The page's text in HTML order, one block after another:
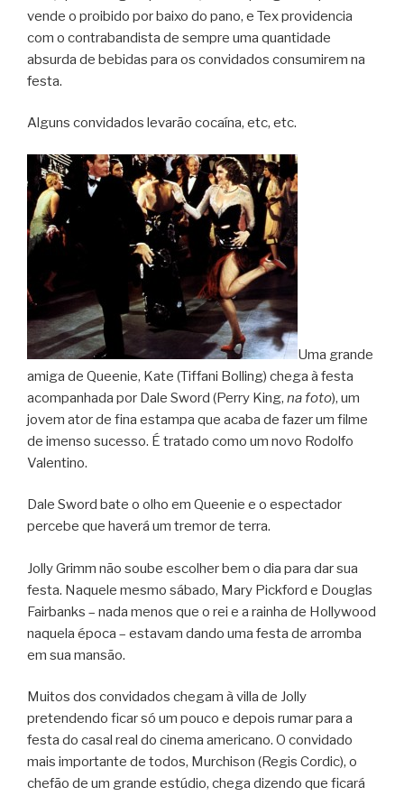
vende o proibido por baixo do pano, e Tex providencia
com o contrabandista de sempre uma quantidade
absurda de bebidas para os convidados consumirem na
festa.
Alguns convidados levarão cocaína, etc, etc.
Uma grande
amiga de Queenie, Kate (Tiffani Bolling) chega à festa
acompanhada por Dale Sword (Perry King, na foto), um
jovem ator de fina estampa que acaba de fazer um filme
de imenso sucesso. É tratado como um novo Rodolfo
Valentino.
Dale Sword bate o olho em Queenie e o espectador
percebe que haverá um tremor de terra.
Jolly Grimm não soube escolher bem o dia para dar sua
festa. Naquele mesmo sábado, Mary Pickford e Douglas
Fairbanks – nada menos que o rei e a rainha de Hollywood
naquela época – estavam dando uma festa de arromba
em sua mansão.
Muitos dos convidados chegam à villa de Jolly
pretendendo ficar só um pouco e depois rumar para a
festa do casal real do cinema americano. O convidado
mais importante de todos, Murchison (Regis Cordic), o
chefão de um grande estúdio, chega dizendo que ficará